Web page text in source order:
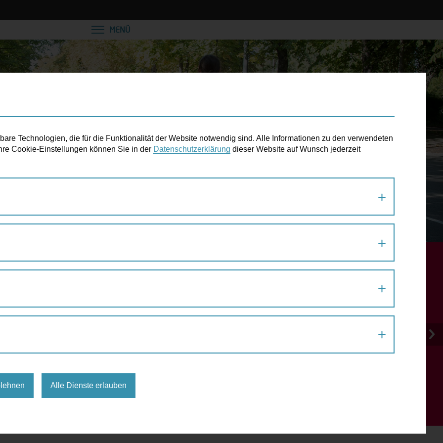
MENÜ
OHNE ALTER
weltweit bereits umgesetzt. Seit kurzem ist das auch in der Leopoldstadt in Wien möglich. “2inFahrt”
mehr so mobil sind. Derzeit gibt es zwei Elektro-Rikschas, die die Mitglieder des Pensionistenklubs,
Technologien, die für die Funktionalität der Website notwendig sind. Alle Informationen zu den verwendeten
Cookie-Einstellungen können Sie in der Datenschutzerklärung dieser Website auf Wunsch jederzeit
Alle Dienste erlauben